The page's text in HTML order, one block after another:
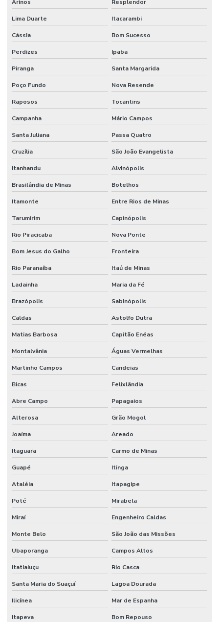
Arinos Resplendor
Lima Duarte Itacarambi
Cássia Bom Sucesso
Perdizes Ipaba
Piranga Santa Margarida
Poço Fundo Nova Resende
Raposos Tocantins
Campanha Mário Campos
Santa Juliana Passa Quatro
Cruzília São João Evangelista
Itanhandu Alvinópolis
Brasilândia de Minas Botelhos
Itamonte Entre Rios de Minas
Tarumirim Capinópolis
Rio Piracicaba Nova Ponte
Bom Jesus do Galho Fronteira
Rio Paranaíba Itaú de Minas
Ladainha Maria da Fé
Brazópolis Sabinópolis
Caldas Astolfo Dutra
Matias Barbosa Capitão Enéas
Montalvânia Águas Vermelhas
Martinho Campos Candeias
Bicas Felixlândia
Abre Campo Papagaios
Alterosa Grão Mogol
Joaíma Areado
Itaguara Carmo de Minas
Guapé Itinga
Ataléia Itapagipe
Poté Mirabela
Miraí Engenheiro Caldas
Monte Belo São João das Missões
Ubaporanga Campos Altos
Itatiaiuçu Rio Casca
Santa Maria do Suaçuí Lagoa Dourada
Ilicínea Mar de Espanha
Itapeva Bom Repouso